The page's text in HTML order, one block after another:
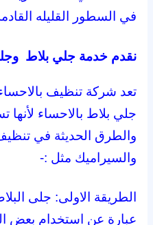
في السطور القليله
نقدم خدمة جلي بلاط
تعد شركة تنظيف
جلي بلاط بالاحساء
والطرق الحديثة في
والسيراميك مثل :-
الطريقة الاولى: جلى
عبارة عن استخدام بعض